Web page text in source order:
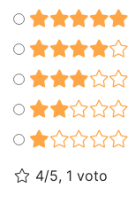
4/5, 1 voto